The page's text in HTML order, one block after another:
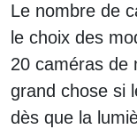
Le nombre de
le choix des
20 caméras de
grand chose si
dès que la